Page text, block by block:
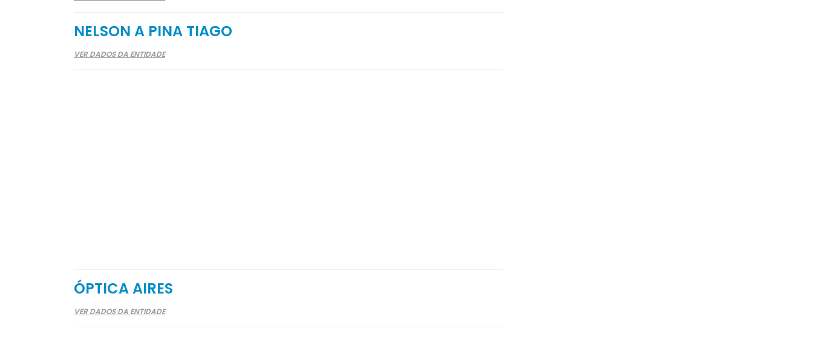
NELSON A PINA TIAGO
VER DADOS DA ENTIDADE
ÓPTICA AIRES
VER DADOS DA ENTIDADE